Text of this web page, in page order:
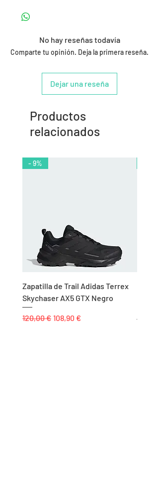
No hay reseñas todavía
Comparte tu opinión. Deja la primera reseña.
Dejar una reseña
Productos
relacionados
- 9%
Zapatilla de Trail Adidas Terrex
Skychaser AX5 GTX Negro
Precio
120,00 € Precio de oferta
108,90 €